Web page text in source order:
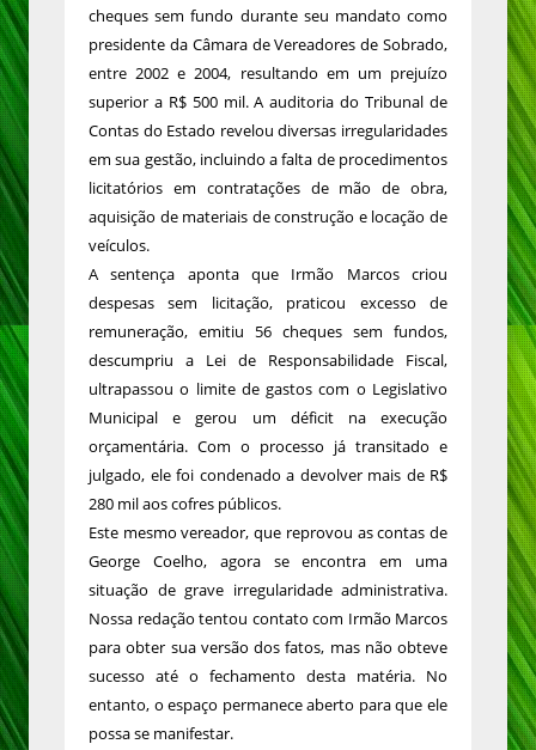
cheques sem fundo durante seu mandato como
presidente da Câmara de Vereadores de Sobrado,
entre 2002 e 2004, resultando em um prejuízo
superior a R$ 500 mil. A auditoria do Tribunal de
Contas do Estado revelou diversas irregularidades
em sua gestão, incluindo a falta de procedimentos
licitatórios em contratações de mão de obra,
aquisição de materiais de construção e locação de
veículos.
A sentença aponta que Irmão Marcos criou
despesas sem licitação, praticou excesso de
remuneração, emitiu 56 cheques sem fundos,
descumpriu a Lei de Responsabilidade Fiscal,
ultrapassou o limite de gastos com o Legislativo
Municipal e gerou um déficit na execução
orçamentária. Com o processo já transitado e
julgado, ele foi condenado a devolver mais de R$
280 mil aos cofres públicos.
Este mesmo vereador, que reprovou as contas de
George Coelho, agora se encontra em uma
situação de grave irregularidade administrativa.
Nossa redação tentou contato com Irmão Marcos
para obter sua versão dos fatos, mas não obteve
sucesso até o fechamento desta matéria. No
entanto, o espaço permanece aberto para que ele
possa se manifestar.